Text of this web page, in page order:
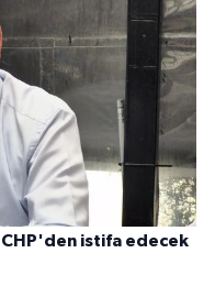
CHP'den istifa edecek